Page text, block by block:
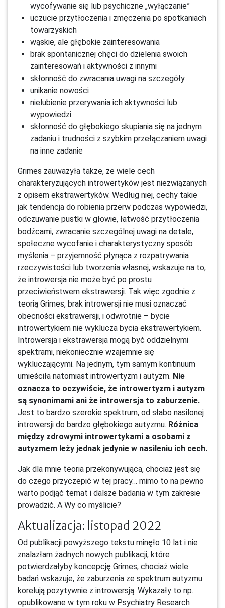
wycofywanie się lub psychiczne „wyłączanie”
uczucie przytłoczenia i zmęczenia po spotkaniach
towarzyskich
wąskie, ale głębokie zainteresowania
brak spontanicznej chęci do dzielenia swoich
zainteresowań i aktywności z innymi
skłonność do zwracania uwagi na szczegóły
unikanie nowości
nielubienie przerywania ich aktywności lub
wypowiedzi
skłonność do głębokiego skupiania się na jednym
zadaniu i trudności z szybkim przełączaniem uwagi
na inne zadanie
Grimes zauważyła także, że wiele cech
charakteryzujących introwertyków jest niezwiązanych
z opisem ekstrawertyków. Według niej, cechy takie
jak tendencja do robienia przerw podczas wypowiedzi,
odczuwanie pustki w głowie, łatwość przytłoczenia
bodźcami, zwracanie szczególnej uwagi na detale,
społeczne wycofanie i charakterystyczny sposób
myślenia – przyjemność płynąca z rozpatrywania
rzeczywistości lub tworzenia własnej, wskazuje na to,
że introwersja nie może być po prostu
przeciwieństwem ekstrawersji. Tak więc zgodnie z
teorią Grimes, brak introwersji nie musi oznaczać
obecności ekstrawersji, i odwrotnie – bycie
introwertykiem nie wyklucza bycia ekstrawertykiem.
Introwersja i ekstrawersja mogą być oddzielnymi
spektrami, niekoniecznie wzajemnie się
wykluczającymi. Na jednym, tym samym kontinuum
umieściła natomiast introwertyzm i autyzm. Nie
oznacza to oczywiście, że introwertyzm i autyzm
są synonimami ani że introwersja to zaburzenie.
Jest to bardzo szerokie spektrum, od słabo nasilonej
introwersji do bardzo głębokiego autyzmu. Różnica
między zdrowymi introwertykami a osobami z
autyzmem leży jednak jedynie w nasileniu ich cech.
Jak dla mnie teoria przekonywująca, chociaż jest się
do czego przyczepić w tej pracy… mimo to na pewno
warto podjąć temat i dalsze badania w tym zakresie
prowadzić. A Wy co myślicie?
Aktualizacja: listopad 2022
Od publikacji powyższego tekstu minęło 10 lat i nie
znalazłam żadnych nowych publikacji, które
potwierdzałyby koncepcję Grimes, chociaż wiele
badań wskazuje, że zaburzenia ze spektrum autyzmu
korelują pozytywnie z introwersją. Wykazały to np.
opublikowane w tym roku w Psychiatry Research